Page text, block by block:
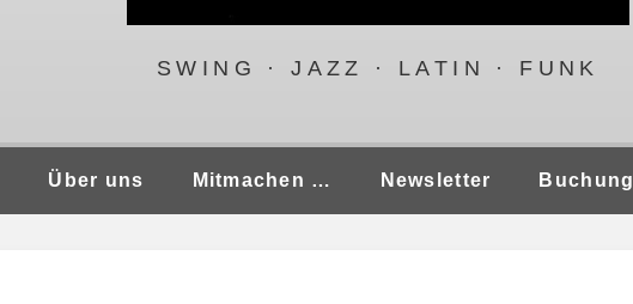
SWING · JAZZ · LATIN · FUNK
Über uns Mitmachen … Newsletter Buchung